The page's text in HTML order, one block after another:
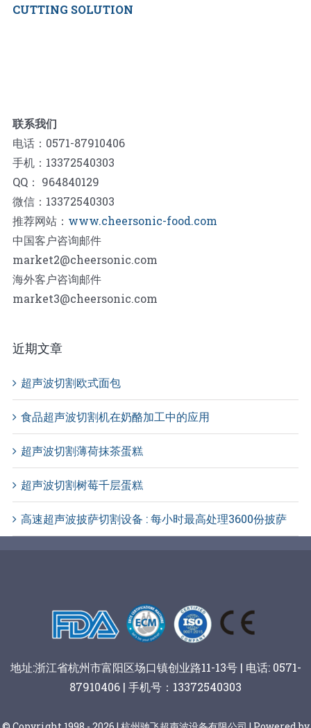
CUTTING SOLUTION
联系我们
电话：0571-87910406
手机：13372540303
QQ： 964840129
微信：13372540303
推荐网站： www.cheersonic-food.com
中国客户咨询邮件
market2@cheersonic.com
海外客户咨询邮件
market3@cheersonic.com
近期文章
超声波切割欧式面包
食品超声波切割机在奶酪加工中的应用
超声波切割薄荷抹茶蛋糕
超声波切割树莓千层蛋糕
高速超声波披萨切割设备 : 每小时最高处理3600份披萨
地址:浙江省杭州市富阳区场口镇创业路11-13号 | 电话: 0571-
87910406 | 手机号：13372540303